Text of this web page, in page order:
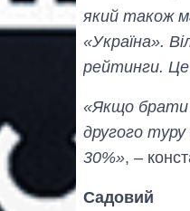
який також
«Україна».
рейтинги. Це
«Якщо брати
другого
30%», –
Садовий